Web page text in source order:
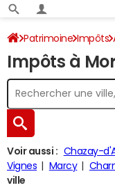
Patrimoine Impôts
Morancé Impôt sur le
Impôts à
Voir aussi : Chazay-
Vignes
Marcy
ville